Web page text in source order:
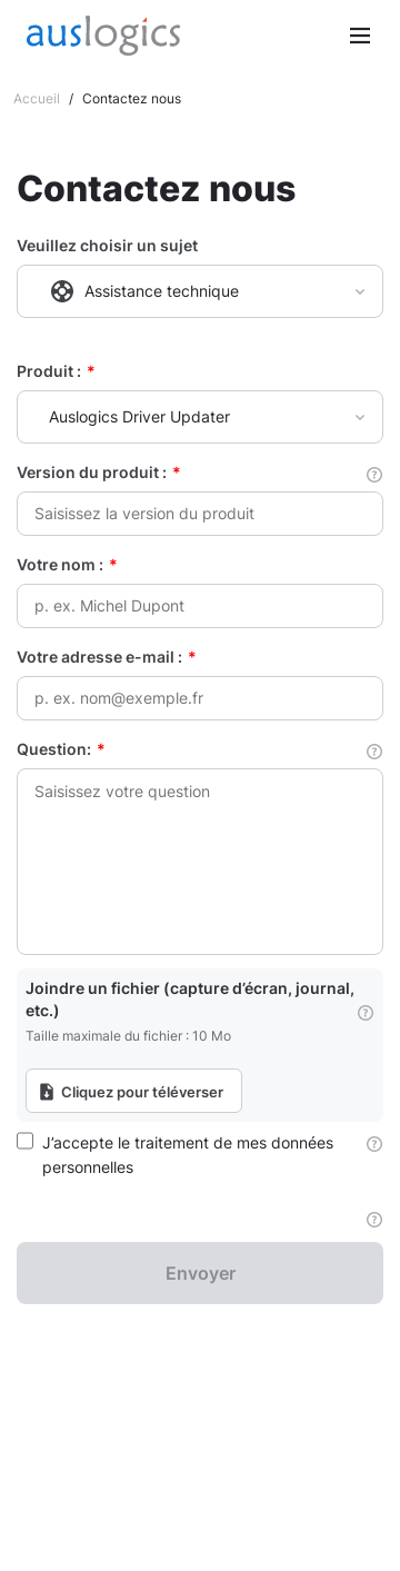
Accueil / Contactez nous
Contactez nous
Veuillez choisir un sujet
Assistance technique
Produit : *
Auslogics Driver Updater
Version du produit : *
Votre nom : *
Votre adresse e-mail : *
Question: *
Joindre un fichier (capture d’écran, journal,
etc.)
Taille maximale du fichier : 10 Mo
Cliquez pour téléverser
J’accepte le traitement de mes données
personnelles
Envoyer